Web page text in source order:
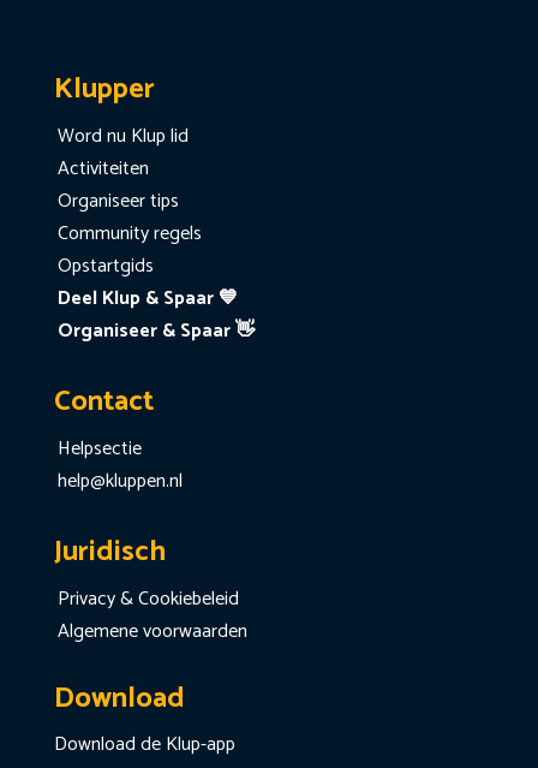
Klupper
Word nu Klup lid
Activiteiten
Organiseer tips
Community regels
Opstartgids
Deel Klup & Spaar 💙
Organiseer & Spaar 👋
Contact
Helpsectie
help@kluppen.nl
Juridisch
Privacy & Cookiebeleid
Algemene voorwaarden
Download
Download de Klup-app